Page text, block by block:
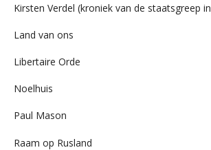
Kirsten Verdel (kroniek van de staatsgreep
Land van ons
Libertaire Orde
Noelhuis
Paul Mason
Raam op Rusland